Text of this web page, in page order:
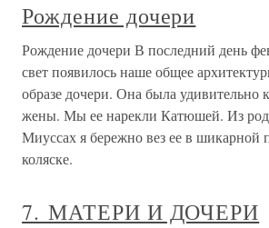
Рождение дочери
Рождение дочери В последний день
свет появилось наше общее
образе дочери. Она была удивительно
жены. Мы ее нарекли Катюшей. Из
Миуссах я бережно вез ее в шикарной
коляске.
7. МАТЕРИ И ДОЧЕРИ